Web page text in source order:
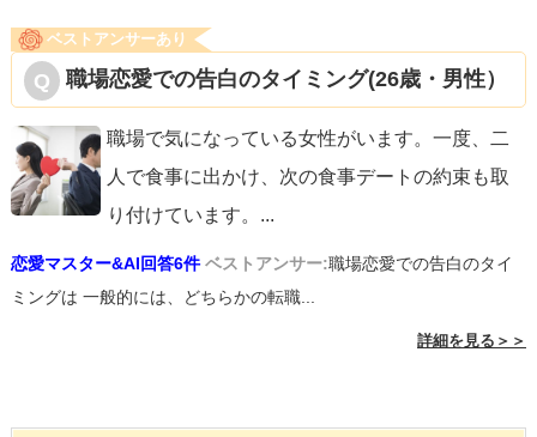
ベストアンサーあり
職場恋愛での告白のタイミング(26歳・男性）
職場で気になっている女性がいます。一度、二
人で食事に出かけ、次の食事デートの約束も取
り付けています。 ...
恋愛マスター&AI回答6件 ベストアンサー:職場恋愛での告白のタイ
ミングは 一般的には、どちらかの転職...
詳細を見る＞＞